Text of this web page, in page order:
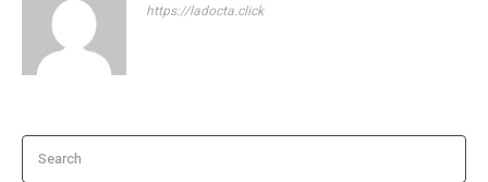
https://ladocta.click
Search